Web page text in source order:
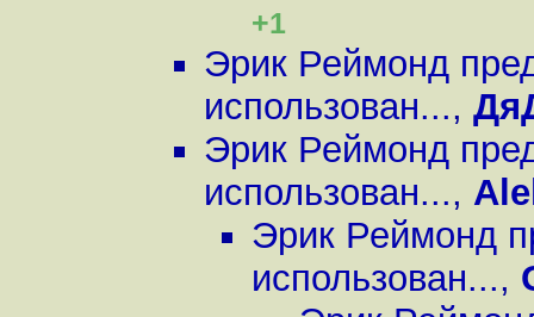
+1
Эрик Реймонд
использован...,
Эрик Реймонд
использован...,
Эрик Реймонд
использован...,